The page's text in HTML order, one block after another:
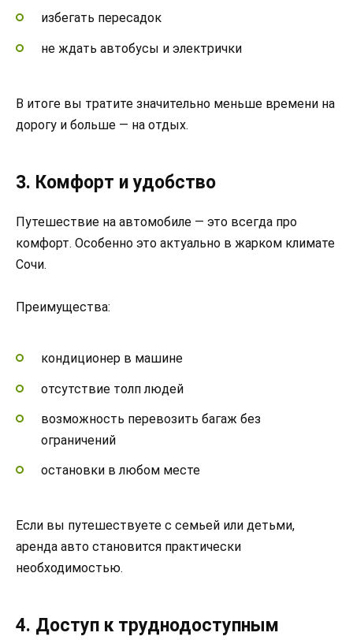
избегать пересадок
не ждать автобусы и электрички
В итоге вы тратите значительно меньше времени на
дорогу и больше — на отдых.
3. Комфорт и удобство
Путешествие на автомобиле — это всегда про
комфорт. Особенно это актуально в жарком климате
Сочи.
Преимущества:
кондиционер в машине
отсутствие толп людей
возможность перевозить багаж без
ограничений
остановки в любом месте
Если вы путешествуете с семьей или детьми,
аренда авто становится практически
необходимостью.
4. Доступ к труднодоступным